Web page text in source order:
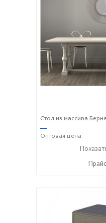
Стол из массива
—
Оптовая цена
+7 (928) 229-52-42